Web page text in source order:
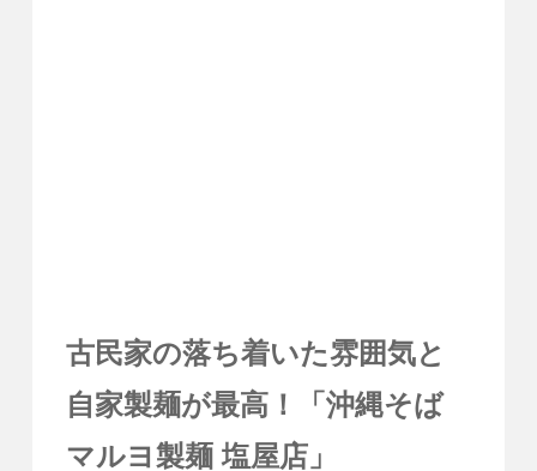
古民家の落ち着いた雰囲気と
自家製麺が最高！「沖縄そば
マルヨ製麺 塩屋店」